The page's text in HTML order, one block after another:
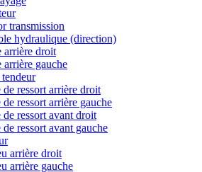
transmission
hydraulique (direction)
arrière droit
arrière gauche
de ressort arrière droit
de ressort arrière gauche
de ressort avant droit
de ressort avant gauche
arrière droit
arrière gauche